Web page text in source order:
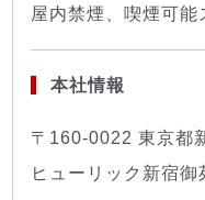
屋内禁煙、喫煙可能
本社情報
〒160-0022 東京都
ヒューリック新宿御